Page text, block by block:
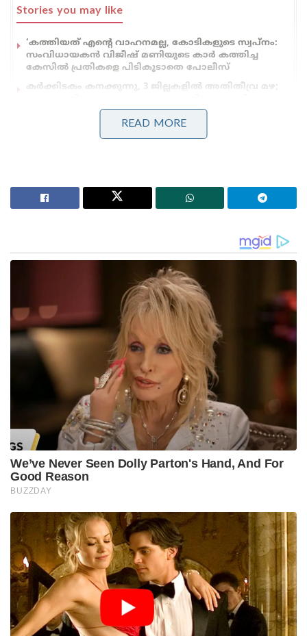
Stories you may like
‘കത്തിയത് എന്റെ വാഹനമല്ല, കോടികളുടെ സ്വപ്നം:
സംവിധായകൻ വിജീഷ് മണിയുടെ കാർ കത്തിച്ച
കേസിൽ പ്രതികളെ പിടികൂടാതെ പോലീസ്
കർക്കിടകം കനക്കുന്നു, 3 ജില്ലകളിൽ അതിതീവ്ര മഴ;
അലർട്ടിൽ!’: വരും മണിക്കൂറുകളിൽ പ്രളയസാധ്യത
ഫേസ്ബുക്ക് പോസ്റ്റിന്റെ പൂർണരൂപം
‘എമ്പുരാൻ’ സിനിമയുടെ ആവിഷ്‌കാരത്തിൽ കടന്നു
വന്നിട്ടുള്ള ചില രാഷ്ട്രീയ-സാമൂഹിക പ്രമേയങ്ങൾ
എന്നെ സ്നേഹിക്കുന്നവരിൽ കുറേപേർക്ക് വലിയ
മനോവിഷമം ഉണ്ടാക്കിയതായി ഞാനറിഞ്ഞു. ഒരു
കലാകാരൻ എന്ന നിലയിൽ എന്റെ ഒരു സിനിമയും
ഏതെങ്കിലും രാഷ്ട്രീയ പ്രസ്ഥാനത്തോടോ,
ആശയത്തോടോ, മതവിഭാഗത്തോടോ വിദ്വേഷം
പുലർത്തുന്നില്ല എന്ന് ഉറപ്പുവരുത്തേണ്ടത് എന്റെ
കടമയാണ്. അതുകൊണ്ടു തന്നെ എന്റെ
പ്രിയപ്പെട്ടവർക്ക് ഉണ്ടായ മനോവിഷമത്തിൽ എനിക്കും
എമ്പുരാൻ ടീമിനും ആത്മാർത്ഥമായ ഖേദമുണ്ട്, ഒപ്പം
അതിന്റെ ഉത്തരവാദിത്വം സിനിമയ്ക്ക് പിന്നിൽ
പ്രവർത്തിച്ച ഞങ്ങൾ എല്ലാവരുടേതുമാണ് എന്ന
തിരിച്ചറിവോടെ
അത്തരം വിഷയങ്ങളെ നിർബന്ധമായും സിനിമയിൽ
കഴിഞ്ഞു.
കഴിഞ്ഞ നാല് പതിറ്റാണ്ട് നിങ്ങളിലൊരാളായാണ്
ഞാൻ എന്റെ സിനിമാ ജീവിതം ജീവിച്ചത്. നിങ്ങളുടെ
സ്നേഹവും വിശ്വാസവും മാത്രമാണ് എന്റെ ശക്തി.
അതിൽ കവിഞ്ഞൊരു മോഹൻലാൽ ഇല്ല എന്ന്
ഞാൻ വിശ്വസിക്കുന്നു.
സ്നേഹപൂർവ്വം മോഹൻലാൽ
READ MORE